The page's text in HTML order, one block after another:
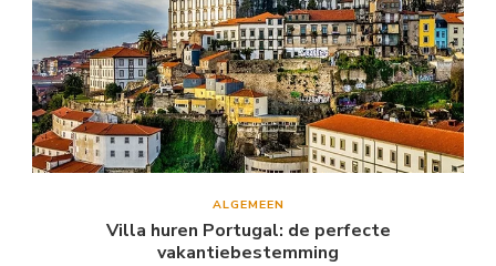
ALGEMEEN
Villa huren Portugal: de perfecte
vakantiebestemming